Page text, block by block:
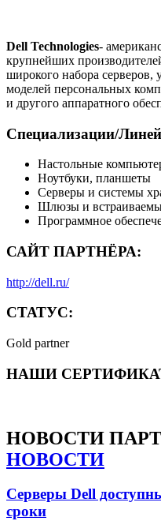
Dell Technologies-
крупнейших
широкого набора серверов,
моделей персональных
и другого аппаратного
Специализации/
Настольные
Ноутбуки, планшеты
Серверы и системы
Шлюзы и
Программное
САЙТ ПАРТНЁРА:
http://dell.ru/
СТАТУС:
Gold partner
НАШИ
НОВОСТИ
НОВОСТИ
Серверы Dell
сроки